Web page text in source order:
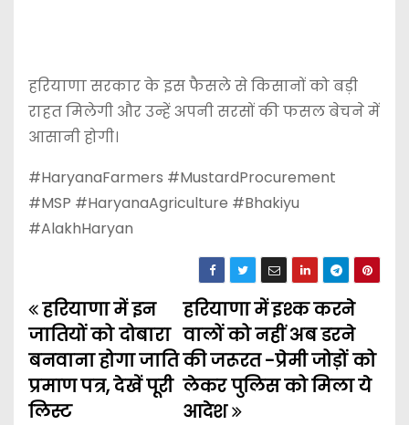
हरियाणा सरकार के इस फैसले से किसानों को बड़ी
राहत मिलेगी और उन्हें अपनी सरसों की फसल बेचने में
आसानी होगी।
#HaryanaFarmers #MustardProcurement
#MSP #HaryanaAgriculture #Bhakiyu
#AlakhHaryan
P
o
s
हरियाणा में इश्क करने
वालों को नहीं अब डरने
की जरूरत -प्रेमी जोड़ों को
लेकर पुलिस को मिला ये
आदेश
हरियाणा में इन
जातियों को दोबारा
बनवाना होगा जाति
प्रमाण पत्र, देखें पूरी
लिस्ट